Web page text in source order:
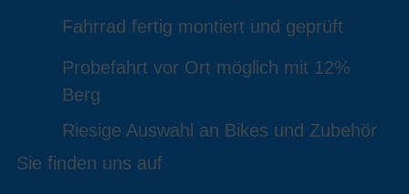
Fahrrad fertig montiert und geprüft
Probefahrt vor Ort möglich mit 12%
Berg
Riesige Auswahl an Bikes und Zubehör
Sie finden uns auf